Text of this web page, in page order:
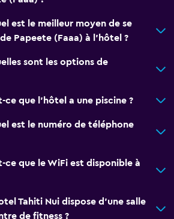
est le meilleur moyen de se
Papeete (Faaa) à l’hôtel ?
sont les options de
ce que l’hôtel a une piscine ?
est le numéro de téléphone
ce que le WiFi est disponible à
Tahiti Nui dispose d’une salle
de fitness ?